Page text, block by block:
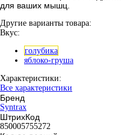
для ваших мышц.
Другие варианты товара:
Вкус:
голубика
яблоко-груша
Характеристики:
Все характеристики
Бренд
Syntrax
ШтрихКод
850005755272